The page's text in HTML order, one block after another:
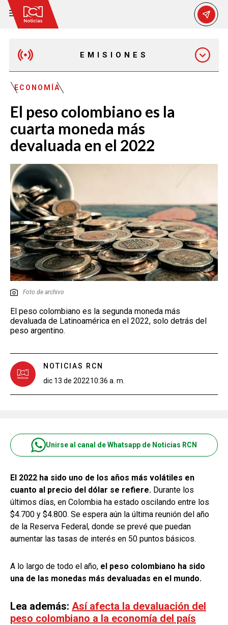
EMISIONES
EMISIÓN 12:30 PM
EMISIÓN 7:00 PM
EMISIÓN 11:30 PM
ECONOMÍA
El peso colombiano es la
cuarta moneda más
devaluada en el 2022
Foto de archivo
El peso colombiano es la segunda moneda más
devaluada de Latinoamérica en el 2022, solo detrás del
peso argentino.
NOTICIAS RCN
dic 13 de 202210:36 a. m.
Unirse al canal de Whatsapp de Noticias RCN
El 2022 ha sido uno de los años más volátiles en
cuanto al precio del dólar se refiere. Durante los
últimos días, en Colombia ha estado oscilando entre los
$4.700 y $4.800. Se espera aún la última reunión del año
de la Reserva Federal, donde se prevé que puedan
aumentar las tasas de interés en 50 puntos básicos.
A lo largo de todo el año, el peso colombiano ha sido
una de las monedas más devaluadas en el mundo.
Lea además: Así afecta la devaluación del
peso colombiano a la economía del país